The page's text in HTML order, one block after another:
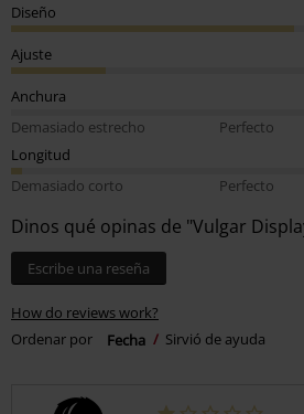
Diseño
Ajuste
Anchura
Demasiado estrecho
Perfecto
Longitud
Demasiado corto
Perfecto
Dinos qué opinas de "Vulgar
Escribe una reseña
How do reviews work?
Ordenar por
Fecha Sirvió de ayuda